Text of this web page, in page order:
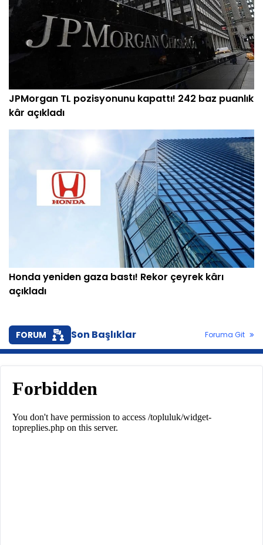
JPMorgan TL pozisyonunu kapattı! 242 baz puanlık
kâr açıkladı
Honda yeniden gaza bastı! Rekor çeyrek kârı
açıkladı
FORUM Son Başlıklar Foruma Git